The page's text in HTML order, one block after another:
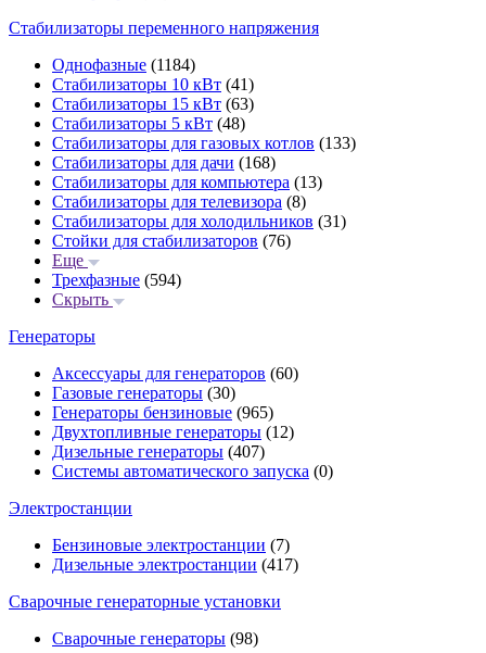
Стабилизаторы переменного напряжения
Однофазные (1184)
Стабилизаторы 10 кВт (41)
Стабилизаторы 15 кВт (63)
Стабилизаторы 5 кВт (48)
Стабилизаторы для газовых котлов (133)
Стабилизаторы для дачи (168)
Стабилизаторы для компьютера (13)
Стабилизаторы для телевизора (8)
Стабилизаторы для холодильников (31)
Стойки для стабилизаторов (76)
Еще
Трехфазные (594)
Скрыть
Генераторы
Аксессуары для генераторов (60)
Газовые генераторы (30)
Генераторы бензиновые (965)
Двухтопливные генераторы (12)
Дизельные генераторы (407)
Системы автоматического запуска (0)
Электростанции
Бензиновые электростанции (7)
Дизельные электростанции (417)
Сварочные генераторные установки
Сварочные генераторы (98)